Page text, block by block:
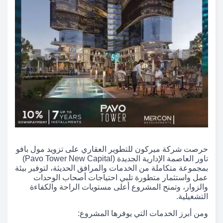
حرصت شركة ميركون للتطوير العقاري على تزويد مول بافو
تاور العاصمة الإدارية الجديدة (Pavo Tower New Capital)
بمجموعة متكاملة من الخدمات والمرافق الحديثة، لتوفير بيئة
عمل واستثمار متطورة تلبي احتياجات أصحاب الوحدات
والزوار، وتمنح المشروع أعلى مستويات الراحة والكفاءة
التشغيلية.
ومن أبرز الخدمات التي يوفرها المشروع: